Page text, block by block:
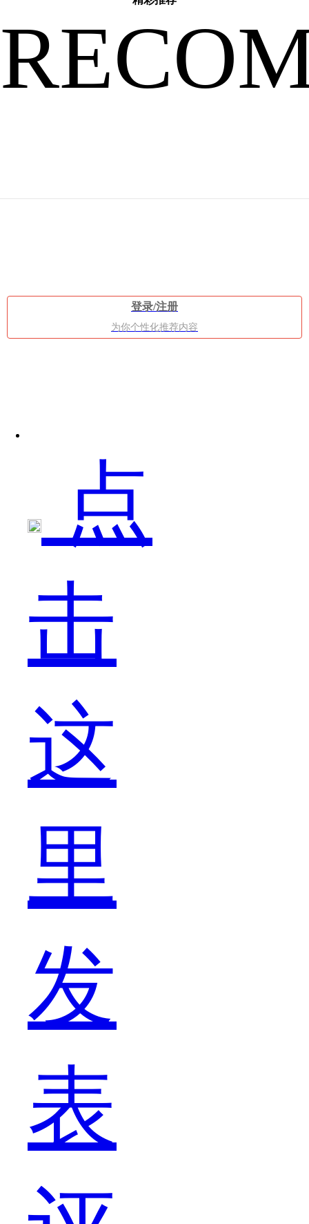
人
来
说，
这
个
问
题
比
较
严
登录/注册
为你个性化推荐内容
点
击
这
里
发
表